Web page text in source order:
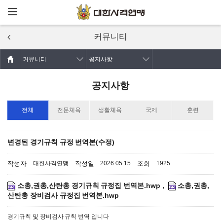
주요콘텐츠로
커뮤니티
커뮤니티 공지사항
공지사항
전체 전문체육 생활체육 국제 훈련
변경된 경기규칙 규정 번역본(수정)
작성자 대한사격연맹 작성일 2026.05.15 조회 1925
소총,권총,산탄총 경기규칙 규정집 번역본.hwp ,
소총,권총,
산탄총 장비검사 규정집 번역본.hwp
경기규칙 및 장비검사 규칙 번역 입니다